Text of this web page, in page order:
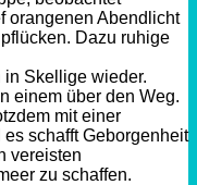
orangenen Abendlicht
Dazu ruhige
in Skellige wieder.
einem über den Weg.
mit einer
schafft Geborgenheit
vereisten
zu schaffen.